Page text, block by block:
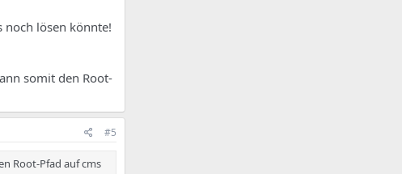
noch lösen könnte!
somit den Root-
#5
Root-Pfad auf cms